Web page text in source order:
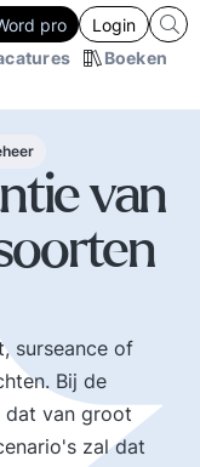
Boeken
pro Login
van
surseance of
Bij de
dat van groot
zal dat